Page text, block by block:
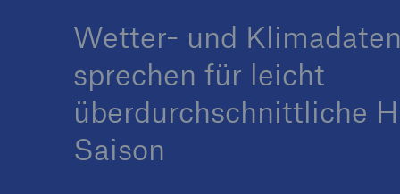
Wetter- und Klimadaten
sprechen für leicht
überdurchschnittliche
Saison